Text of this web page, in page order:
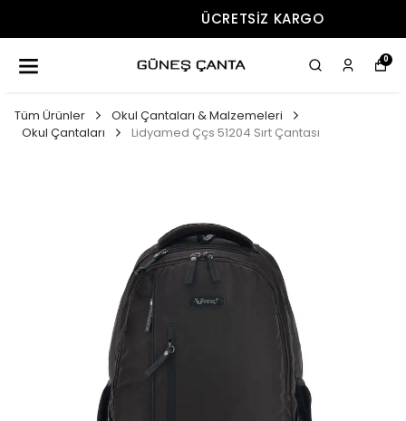
ÜCRETSIZ KARGO
0
Tüm Ürünler
Okul Çantaları & Malzemeleri
Okul Çantaları
Lidyamed Ççs 51204 Sırt Çantası